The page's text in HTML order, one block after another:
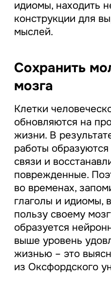
идиомы, находить
конструкции для
мыслей.
Сохранить
мозга
Клетки
обновляются на
жизни. В
работы
связи и
поврежденные.
во временах,
глаголы и идиомы,
пользу своему
образуется
выше уровень
жизнью – это
из Оксфордского